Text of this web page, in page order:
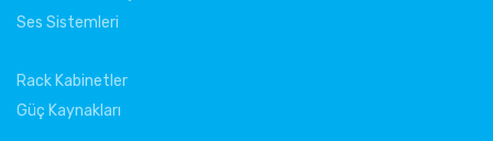
Ses Sistemleri
Rack Kabinetler
Güç Kaynakları